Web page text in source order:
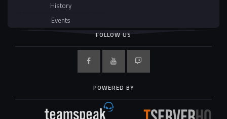
History
Events
FOLLOW US
POWERED BY